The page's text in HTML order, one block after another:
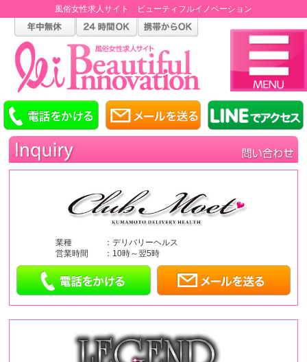
風俗女性求人サイト ビューティフルイノベーション
業種
：デリバリーヘルス
営業時間
：10時～翌5時